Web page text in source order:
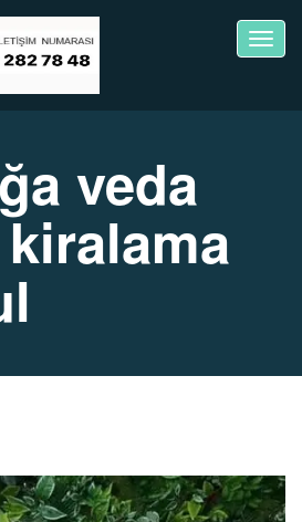
veda